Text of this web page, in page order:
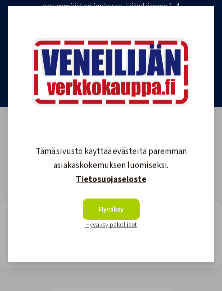
ensimmäisten joukossa. Lähetämme 1-4
Tilaa uutiskirje
LOOKING FOR REVIEWS?
Tämä sivusto käyttää evästeitä paremman
asiakaskokemuksen luomiseksi.
Tietosuojaseloste
Hyväksy
Hyväksy pakolliset